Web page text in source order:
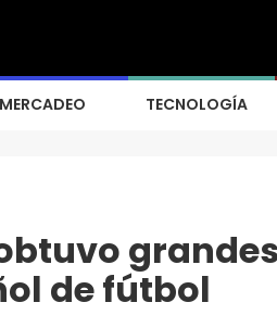
MERCADEO TECNOLOGÍA
obtuvo
de fútbol